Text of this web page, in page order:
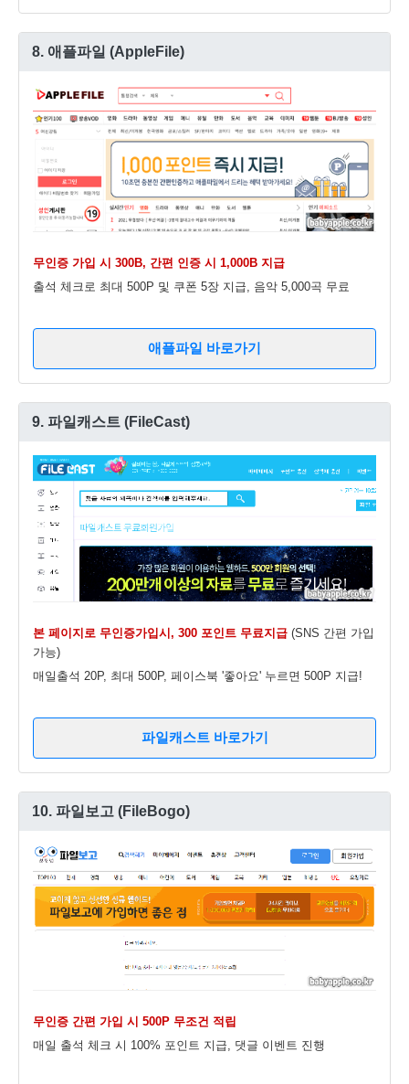
8. 애플파일 (AppleFile)
무인증 가입 시 300B, 간편 인증 시 1,000B 지급
출석 체크로 최대 500P 및 쿠폰 5장 지급, 음악 5,000곡 무료
애플파일 바로가기
9. 파일캐스트 (FileCast)
본 페이지로 무인증가입시, 300 포인트 무료지급 (SNS 간편 가입
가능)
매일출석 20P, 최대 500P, 페이스북 '좋아요' 누르면 500P 지급!
파일캐스트 바로가기
10. 파일보고 (FileBogo)
무인증 간편 가입 시 500P 무조건 적립
매일 출석 체크 시 100% 포인트 지급, 댓글 이벤트 진행